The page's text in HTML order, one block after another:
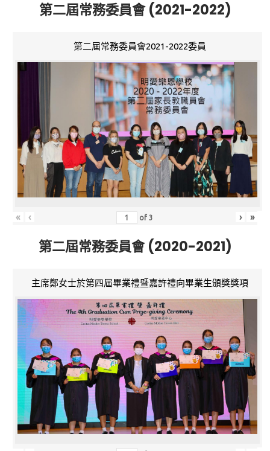
第二屆常務委員會 (2021-2022)
第二屆常務委員會2021-2022委員
« ‹ of3 › »
第二屆常務委員會 (2020-2021)
主席鄭女士於第四屆畢業禮暨嘉許禮向畢業生頒獎獎項